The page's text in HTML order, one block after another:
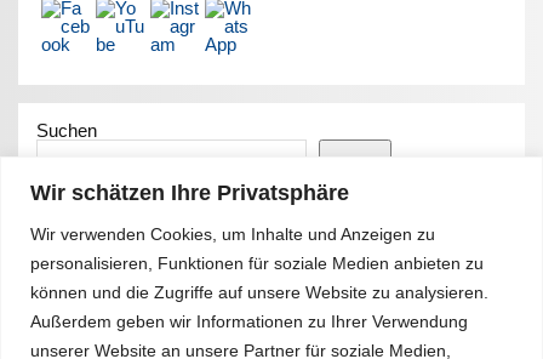
Wir schätzen Ihre Privatsphäre
Wir verwenden Cookies, um Inhalte und Anzeigen zu
personalisieren, Funktionen für soziale Medien anbieten zu
können und die Zugriffe auf unsere Website zu analysieren.
Außerdem geben wir Informationen zu Ihrer Verwendung
unserer Website an unsere Partner für soziale Medien,
Suchen
Letztes Update
vom 26. Juni 2026 – 11:22Uhr